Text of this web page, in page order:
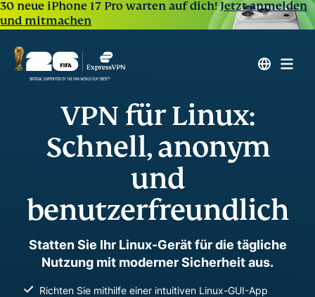
30 neue iPhone 17 Pro warten auf dich!Jetzt anmelden
und mitmachen
VPN für Linux:
Schnell, anonym
und
benutzerfreundlich
Statten Sie Ihr Linux-Gerät für die tägliche
Nutzung mit moderner Sicherheit aus.
Richten Sie mithilfe einer intuitiven Linux-GUI-App